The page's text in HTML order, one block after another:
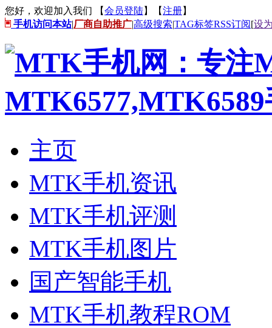
您好，欢迎加入我们 【会员登陆】【注册】
手机访问本站|厂商自助推广|高级搜索|TAG标签RSS订阅[设
主页
MTK手机资讯
MTK手机评测
MTK手机图片
国产智能手机
MTK手机教程ROM